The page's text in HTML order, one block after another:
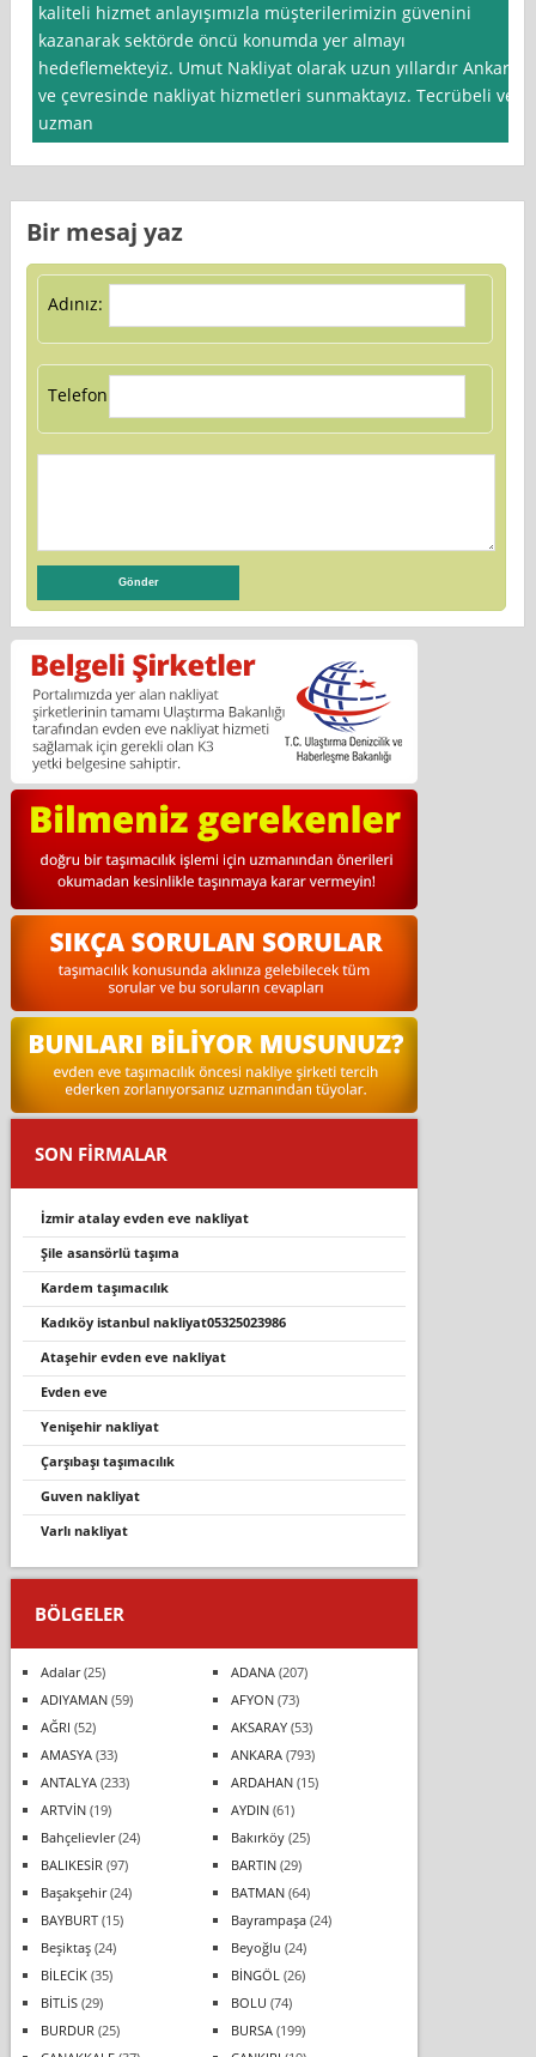
kaliteli hizmet anlayışımızla müşterilerimizin güvenini
kazanarak sektörde öncü konumda yer almayı
hedeflemekteyiz. Umut Nakliyat olarak uzun yıllardır Ankara
ve çevresinde nakliyat hizmetleri sunmaktayız. Tecrübeli ve
uzman
Bir mesaj yaz
Adınız:
Telefon:
SON FİRMALAR
i̇zmir atalay evden eve nakliyat
şile asansörlü taşıma
kardem taşımacılık
kadıköy istanbul nakliyat05325023986
ataşehir evden eve nakliyat
evden eve
yenişehir nakliyat
çarşibaşi taşimacilik
guven nakliyat
varli nakli̇yat
BÖLGELER
Adalar(25) ADANA(207)
ADIYAMAN(59) AFYON(73)
AĞRI (52) AKSARAY(53)
AMASYA(33) ANKARA(793)
ANTALYA(233) ARDAHAN(15)
ARTVİN(19) AYDIN(61)
Bahçelievler(24) Bakırköy(25)
BALIKESİR (97) BARTIN(29)
Başakşehir(24) BATMAN(64)
BAYBURT(15) Bayrampaşa(24)
Beşiktaş(24) Beyoğlu (24)
BİLECİK(35) BİNGÖL (26)
BİTLİS(29) BOLU (74)
BURDUR (25) BURSA(199)